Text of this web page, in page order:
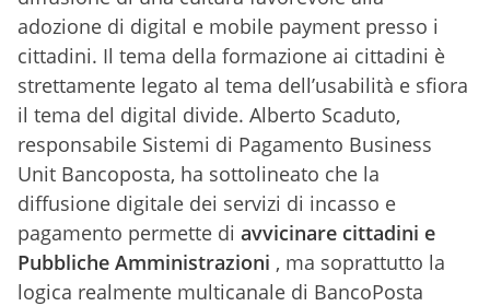
adozione di digital e mobile payment presso i
cittadini. Il tema della formazione ai cittadini è
strettamente legato al tema dell’usabilità e sfiora
il tema del digital divide. Alberto Scaduto,
responsabile Sistemi di Pagamento Business
Unit Bancoposta, ha sottolineato che la
diffusione digitale dei servizi di incasso e
pagamento permette di avvicinare cittadini e
Pubbliche Amministrazioni , ma soprattutto la
logica realmente multicanale di BancoPosta